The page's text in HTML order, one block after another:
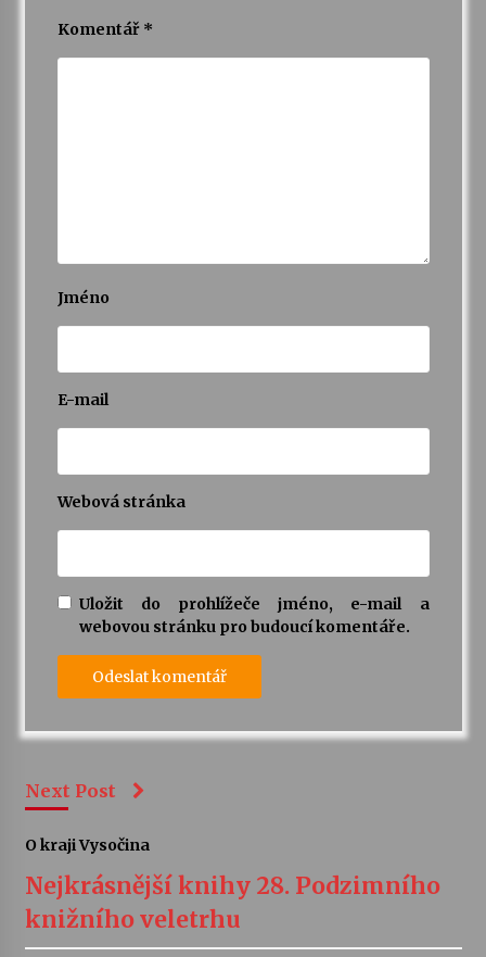
Komentář *
Jméno
E-mail
Webová stránka
Uložit do prohlížeče jméno, e-mail a
webovou stránku pro budoucí komentáře.
Next Post
O kraji Vysočina
Nejkrásnější knihy 28. Podzimního
knižního veletrhu